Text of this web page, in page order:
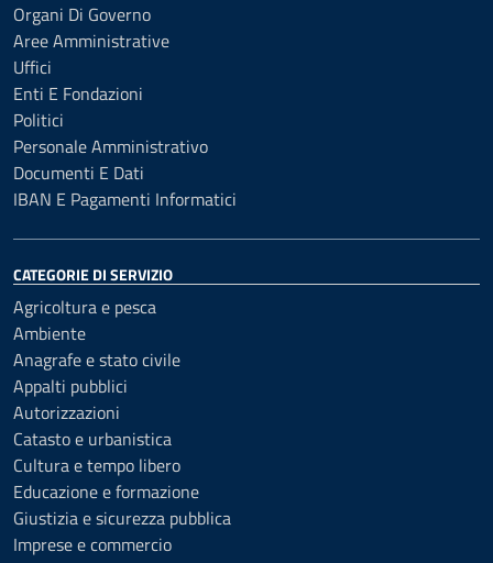
Organi Di Governo
Aree Amministrative
Uffici
Enti E Fondazioni
Politici
Personale Amministrativo
Documenti E Dati
IBAN E Pagamenti Informatici
CATEGORIE DI SERVIZIO
Agricoltura e pesca
Ambiente
Anagrafe e stato civile
Appalti pubblici
Autorizzazioni
Catasto e urbanistica
Cultura e tempo libero
Educazione e formazione
Giustizia e sicurezza pubblica
Imprese e commercio